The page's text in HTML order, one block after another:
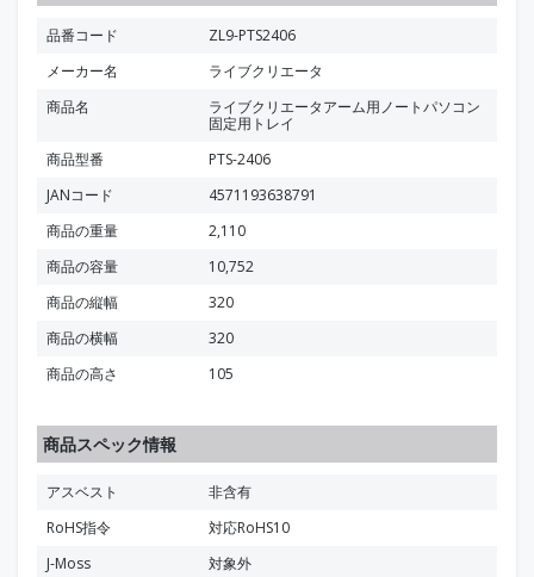
品番コード
ZL9-PTS2406
メーカー名
ライブクリエータ
商品名
ライブクリエータアーム用ノートパソコン
固定用トレイ
商品型番
PTS-2406
JANコード
4571193638791
商品の重量
2,110
商品の容量
10,752
商品の縦幅
320
商品の横幅
320
商品の高さ
105
商品スペック情報
アスベスト
非含有
RoHS指令
対応RoHS10
J-Moss
対象外